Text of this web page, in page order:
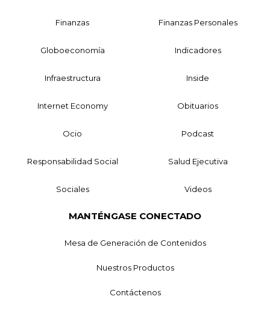
Finanzas Finanzas Personales
Globoeconomía Indicadores
Infraestructura Inside
Internet Economy Obituarios
Ocio Podcast
Responsabilidad Social Salud Ejecutiva
Sociales Videos
MANTÉNGASE CONECTADO
Mesa de Generación de Contenidos
Nuestros Productos
Contáctenos